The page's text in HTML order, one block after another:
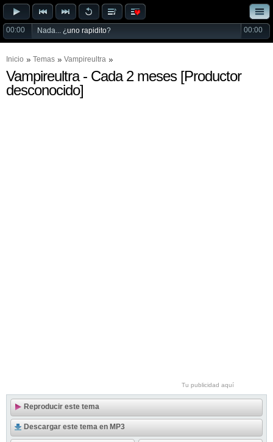
00:00 Nada... ¿uno rapidito? 00:00
Inicio Temas Vampireultra
Vampireultra - Cada 2 meses [Productor
desconocido]
Tu publicidad aquí
Reproducir este tema
Descargar este tema en MP3